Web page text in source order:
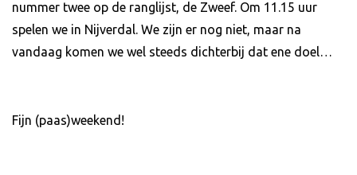
nummer twee op de ranglijst, de Zweef. Om 11.15 uur
spelen we in Nijverdal. We zijn er nog niet, maar na
vandaag komen we wel steeds dichterbij dat ene doel…
Fijn (paas)weekend!